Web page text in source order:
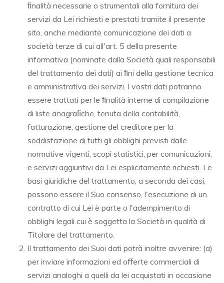
ﬁnalità necessarie o strumentali alla fornitura dei
servizi da Lei richiesti e prestati tramite il presente
sito, anche mediante comunicazione dei dati a
società terze di cui all'art. 5 della presente
informativa (nominate dalla Società quali responsabili
del trattamento dei dati) ai ﬁni della gestione tecnica
e amministrativa dei servizi. I vostri dati potranno
essere trattati per le ﬁnalità interne di compilazione
di liste anagraﬁche, tenuta della contabilità,
fatturazione, gestione del creditore per la
soddisfazione di tutti gli obblighi previsti dalle
normative vigenti, scopi statistici, per comunicazioni,
e servizi aggiuntivi da Lei esplicitamente richiesti. Le
basi giuridiche del trattamento, a seconda dei casi,
possono essere il Suo consenso, l'esecuzione di un
contratto di cui Lei è parte o l'adempimento di
obblighi legali cui è soggetta la Società in qualità di
Titolare del trattamento.
Il trattamento dei Suoi dati potrà inoltre avvenire: (a)
per inviare informazioni ed oﬀerte commerciali di
servizi analoghi a quelli da lei acquistati in occasione